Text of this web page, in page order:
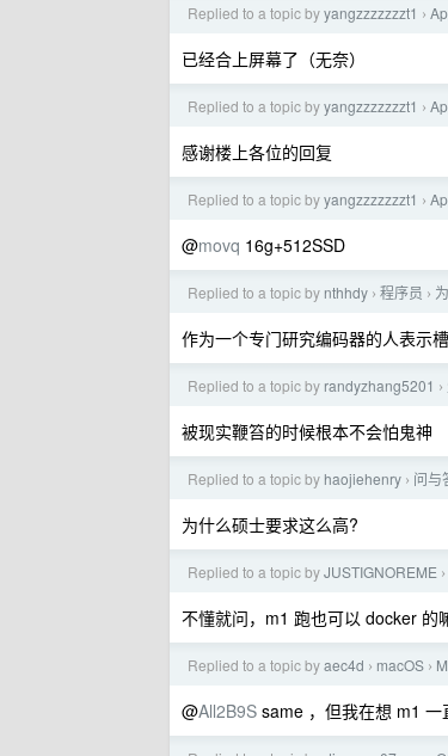
Replied to a topic byyangzzzzzzzt1 ›
已经合上屏幕了（无奈）
Replied to a topic byyangzzzzzzzt1 ›
感谢楼上各位的回复
Replied to a topic byyangzzzzzzzt1 ›
@movq 16g+512SSD
Replied to a topic by nthhdy › 程序员 ›
作为一个专门研究编码器的人表示
Replied to a topic by randyzhang5201 ›
被现实鞭笞的时候根本不会怕鬼神
Replied to a topic by haojiehenry › 问与
为什么硕士要求这么高?
Replied to a topic byJUSTIGNOREME ›
不懂就问，m1 跑也可以 docker 的
Replied to a topic byaec4d › macOS ›
@All2B9S same ，但我在想 m1